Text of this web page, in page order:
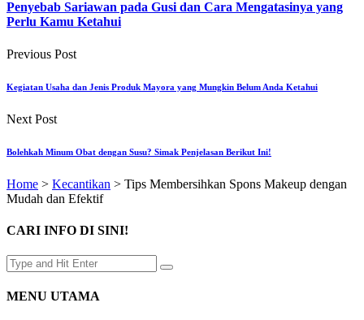
Penyebab Sariawan pada Gusi dan Cara Mengatasinya yang
Perlu Kamu Ketahui
Previous Post
Kegiatan Usaha dan Jenis Produk Mayora yang Mungkin Belum Anda Ketahui
Next Post
Bolehkah Minum Obat dengan Susu? Simak Penjelasan Berikut Ini!
Home > Kecantikan > Tips Membersihkan Spons Makeup dengan
Mudah dan Efektif
CARI INFO DI SINI!
MENU UTAMA